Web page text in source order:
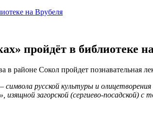
на Врубеля
пройдёт в библиотеке
районе Сокол пройдет познавательная
русской культуры и
загорской (сергиево-посадской)